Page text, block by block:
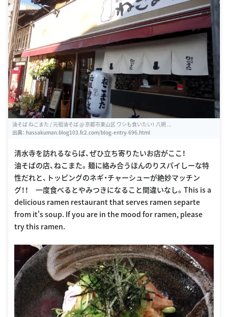
油そば ねこまた / 元祖油そば @ 京都市東山区 ワシも食いたい！ 八朔 ...
出典： hassakuman.blog103.fc2.com/blog-entry-696.html
清水寺を訪れるならば、ぜひ立ち寄りたいお店がここ！
油そばの店、ねこまた。麺に絡み合うほんのりスパイしーな特
性だれと、トッピングのネギ・チャーシューが絶妙マッチン
グ！！ 一度食べるとやみつきになること間違いなし。This is a
delicious ramen restaurant that serves ramen separte
from it's soup. If you are in the mood for ramen, please
try this ramen.